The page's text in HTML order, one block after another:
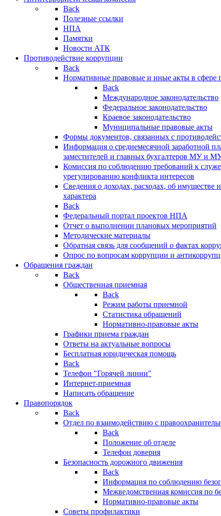
Back
Полезные ссылки
НПА
Памятки
Новости АТК
Противодействие коррупции
Back
Нормативные правовые и иные акты в сфере
Back
Международное законодательство
Федеральное законодательство
Краевое законодательство
Муниципальные правовые акты
Формы документов, связанных с
Информация о среднемесячной заработной
заместителей и главных бухгалтеров МУ и
Комиссия по соблюдению требований к
урегулированию конфликта интересов
Сведения о доходах, расходах, об имуществе
характера
Back
Федеральный портал проектов НПА
Отчет о выполнении плановых мероприятий
Методические материалы
Обратная связь для сообщений о фактах
Опрос по вопросам коррупции и
Обращения граждан
Back
Общественная приемная
Back
Режим работы приемной
Статистика обращений
Нормативно-правовые акты
Графики приема граждан
Ответы на актуальные вопросы
Бесплатная юридическая помощь
Back
Телефон "Горячей линии"
Интернет-приемная
Написать обращение
Правопорядок
Back
Отдел по взаимодействию с
Back
Положение об отделе
Телефон доверия
Безопасность дорожного движения
Back
Информация по соблюдению
Межведомственная комиссия по
Нормативно-правовые акты
Советы профилактики